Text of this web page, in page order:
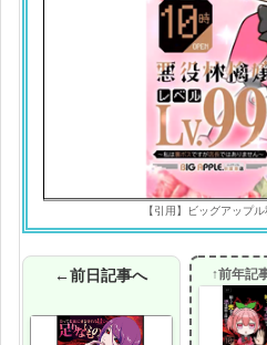
【引用】ビッグアップ
←前日記事へ ↑前年記